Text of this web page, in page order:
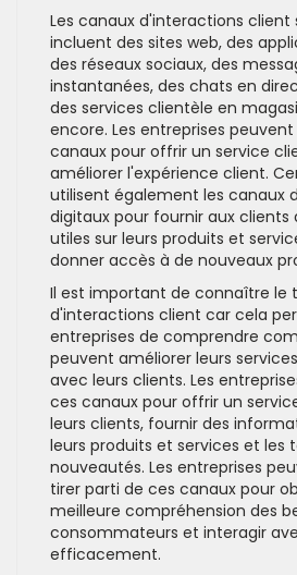
Les canaux d'interactions client
incluent des sites web, des
des réseaux sociaux, des
instantanées, des chats en
des services clientèle en
encore. Les entreprises
canaux pour offrir un service
améliorer l'expérience client.
utilisent également les canaux
digitaux pour fournir aux clients
utiles sur leurs produits et
donner accès à de nouveaux
Il est important de connaître le
d'interactions client car cela
entreprises de comprendre
peuvent améliorer leurs
avec leurs clients. Les
ces canaux pour offrir un
leurs clients, fournir des
leurs produits et services et les
nouveautés. Les entreprises
tirer parti de ces canaux pour
meilleure compréhension des
consommateurs et interagir
efficacement.